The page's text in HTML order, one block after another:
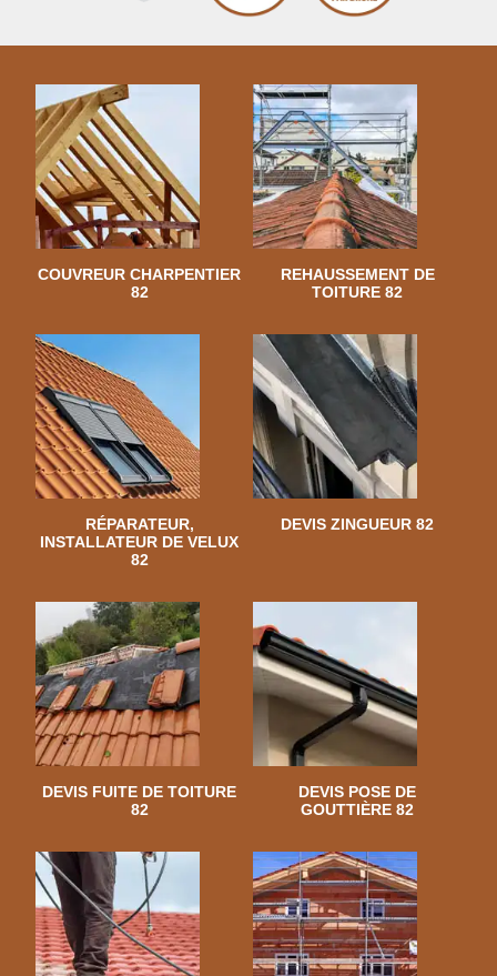
COUVREUR CHARPENTIER
82
REHAUSSEMENT DE
TOITURE 82
RÉPARATEUR,
INSTALLATEUR DE VELUX
82
DEVIS ZINGUEUR 82
DEVIS FUITE DE TOITURE
82
DEVIS POSE DE
GOUTTIÈRE 82